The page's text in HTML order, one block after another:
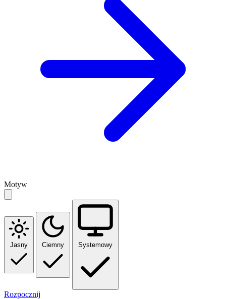
Motyw
Jasny Ciemny Systemowy
Rozpocznij